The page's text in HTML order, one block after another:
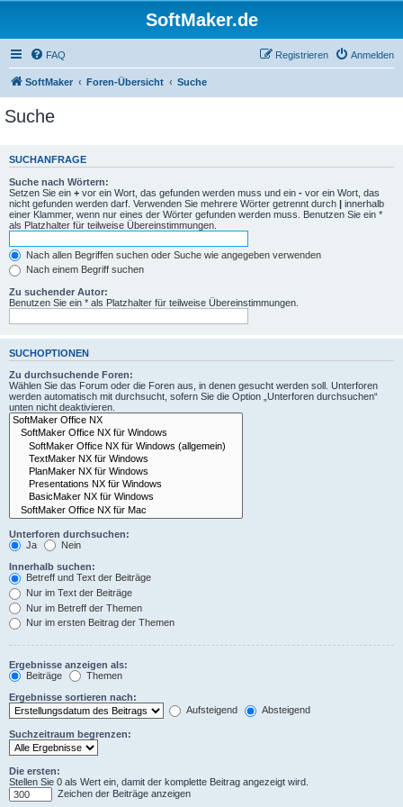
SoftMaker.de
FAQ Anmelden
Registrieren
SoftMaker Foren-Übersicht Suche
Suche
SUCHANFRAGE
Suche nach Wörtern:
Setzen Sie ein + vor ein Wort, das gefunden werden muss und ein - vor ein Wort, das
nicht gefunden werden darf. Verwenden Sie mehrere Wörter getrennt durch | innerhalb
einer Klammer, wenn nur eines der Wörter gefunden werden muss. Benutzen Sie ein *
als Platzhalter für teilweise Übereinstimmungen.
Nach allen Begriffen suchen oder Suche wie angegeben verwenden
Nach einem Begriff suchen
Zu suchender Autor:
Benutzen Sie ein * als Platzhalter für teilweise Übereinstimmungen.
SUCHOPTIONEN
Zu durchsuchende Foren:
Wählen Sie das Forum oder die Foren aus, in denen gesucht werden soll. Unterforen
werden automatisch mit durchsucht, sofern Sie die Option „Unterforen durchsuchen“
unten nicht deaktivieren.
Unterforen durchsuchen:
Ja
Nein
Innerhalb suchen:
Betreff und Text der Beiträge
Nur im Text der Beiträge
Nur im Betreff der Themen
Nur im ersten Beitrag der Themen
Ergebnisse anzeigen als:
Beiträge
Themen
Ergebnisse sortieren nach:
Aufsteigend
Absteigend
Suchzeitraum begrenzen:
Die ersten:
Stellen Sie 0 als Wert ein, damit der komplette Beitrag angezeigt wird.
Zeichen der Beiträge anzeigen